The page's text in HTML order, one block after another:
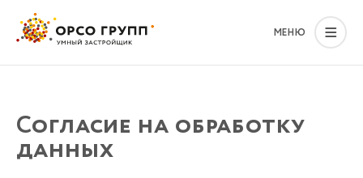
МЕНЮ
Согласие на обработку
данных